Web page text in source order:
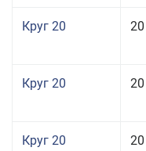
Круг 20 20
Круг 20 20
Круг 20 20